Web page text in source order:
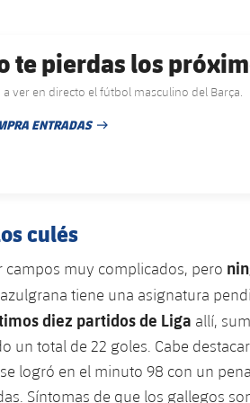
te pierdas los
a ver en directo el fútbol masculino del Barça.
ENTRADAS
DE PUBLICACIÓN
culés
campos muy complicados, pero
azulgrana tiene una asignatura
diez partidos de Liga allí,
un total de 22 goles. Cabe
logró en el minuto 98 con un
Síntomas de que los gallegos